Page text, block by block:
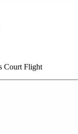
Court Flight